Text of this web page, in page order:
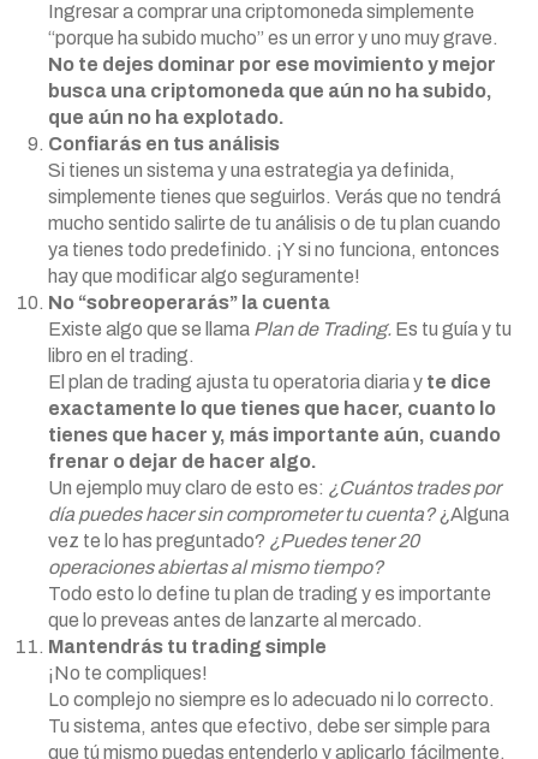
Ingresar a comprar una criptomoneda simplemente
“porque ha subido mucho” es un error y uno muy grave.
No te dejes dominar por ese movimiento y mejor
busca una criptomoneda que aún no ha subido,
que aún no ha explotado.
Confiarás en tus análisis
Si tienes un sistema y una estrategia ya definida,
simplemente tienes que seguirlos. Verás que no tendrá
mucho sentido salirte de tu análisis o de tu plan cuando
ya tienes todo predefinido. ¡Y si no funciona, entonces
hay que modificar algo seguramente!
No “sobreoperarás” la cuenta
Existe algo que se llama Plan de Trading. Es tu guía y tu
libro en el trading.
El plan de trading ajusta tu operatoria diaria y te dice
exactamente lo que tienes que hacer, cuanto lo
tienes que hacer y, más importante aún, cuando
frenar o dejar de hacer algo.
Un ejemplo muy claro de esto es: ¿Cuántos trades por
día puedes hacer sin comprometer tu cuenta?¿Alguna
vez te lo has preguntado? ¿Puedes tener 20
operaciones abiertas al mismo tiempo?
Todo esto lo define tu plan de trading y es importante
que lo preveas antes de lanzarte al mercado.
Mantendrás tu trading simple
¡No te compliques!
Lo complejo no siempre es lo adecuado ni lo correcto.
Tu sistema, antes que efectivo, debe ser simple para
que tú mismo puedas entenderlo y aplicarlo fácilmente.